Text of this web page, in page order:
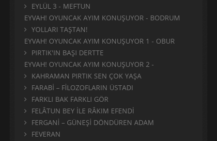
EYLÜL 3 - MEFTUN
EYVAH! OYUNCAK AYIM KONUŞUYOR - BODRUM
YOLLARI TAŞTAN!
EYVAH! OYUNCAK AYIM KONUŞUYOR 1 - OBUR
PIRTIK'IN BAŞI DERTTE
EYVAH! OYUNCAK AYIM KONUŞUYOR 2 -
KAHRAMAN PIRTIK SEN ÇOK YAŞA
FARABİ – FİLOZOFLARIN ÜSTADI
FARKLI BAK FARKLI GÖR
FELÂTUN BEY İLE RÂKIM EFENDİ
FERGANİ – GÜNEŞİ DÖNDÜREN ADAM
FEVERAN